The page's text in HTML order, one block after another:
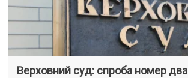
Верховний суд: спроба номер два